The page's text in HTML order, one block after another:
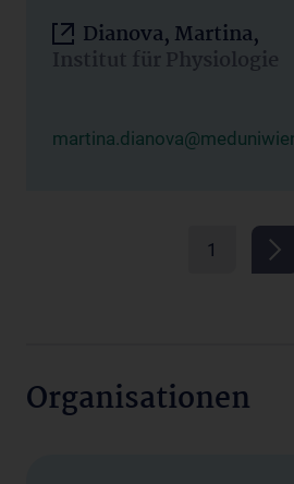
Dianova, Martina,
Institut für Physiologie
1
Organisationen